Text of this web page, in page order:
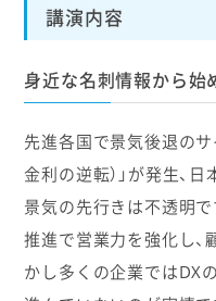
講演内容
身近な名刺情報から始
先進各国で景気後退のサ
金利の逆転）」が発生、
景気の先行きは不透明
推進で営業力を強化し、
かし多くの企業ではDX